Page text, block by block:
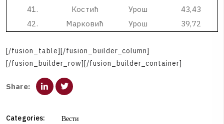
41. Костић Урош 43,43
42. Марковић Урош 39,72
[/fusion table][/fusion builder column]
[/fusion builder row][/fusion builder container]
Share:
Categories:
Вести